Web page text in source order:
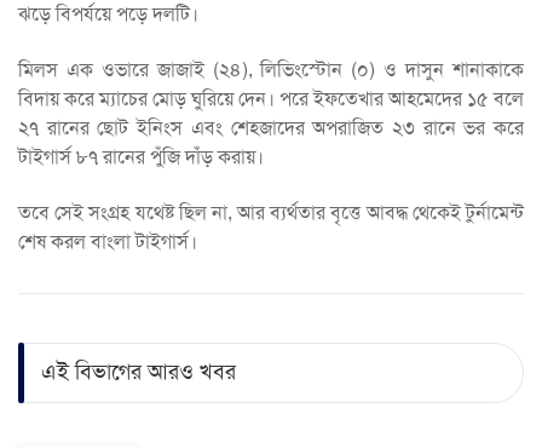
ঝড়ে বিপর্যয়ে পড়ে দলটি।
মিলস এক ওভারে জাজাই (২৪), লিভিংস্টোন (০) ও দাসুন শানাকাকে
বিদায় করে ম্যাচের মোড় ঘুরিয়ে দেন। পরে ইফতেখার আহমেদের ১৫ বলে
২৭ রানের ছোট ইনিংস এবং শেহজাদের অপরাজিত ২৩ রানে ভর করে
টাইগার্স ৮৭ রানের পুঁজি দাঁড় করায়।
তবে সেই সংগ্রহ যথেষ্ট ছিল না, আর ব্যর্থতার বৃত্তে আবদ্ধ থেকেই টুর্নামেন্ট
শেষ করল বাংলা টাইগার্স।
এই বিভাগের আরও খবর